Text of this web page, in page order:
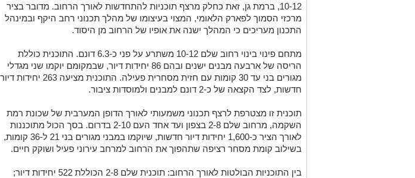
הריסה של ארבעה מבנים ישנים ובהם 86 יחידות דיור, שבמקומם יוקמו שני מגדלי
מגורים בני עד 30 קומות עם חזית מסחרית פעילה. התוכנית מציעה 263 יחידות דיור
חדשות, לצד הקצאה של כ-2 דונם למבנים ולמוסדות ציבור.
תוכנית זו מצטרפת לרצף תכנוני משמעותי לאורך הדופן המערבית של שכונת רמת
השקמה, מרחוב שלם 2-8 בצפון ועד אחד העם 2-10 בדרום. בסך הכול מתוכננות
לאורך הציר כ-1,600 יחידות דיור חדשות, שיוקמו במבני מגורים בני 21 ל-36 קומות,
בשילוב קומת מסחר רציפה שתהפוך את הרחוב למרחב עירוני פעיל ושוקק חיים.
בין התוכניות הבולטות לאורך הרחוב: תוכנית שלם 2-8 הכוללת 522 יחידות דיור;
שלם 14–16 עם 132 יחידות דיור; שלם 16-18 עם 96 יחידות דיור; שלם 20-30
המצויה בשלב ההפקדה עם 330 יחידות דיור ושילוב תעסוקה; שלם 35 – כיכר הרב
פרדס עם 122 יחידות דיור; וכן התוכנית ברחוב אחד העם 2-10 עם 150 יחידות דיור,